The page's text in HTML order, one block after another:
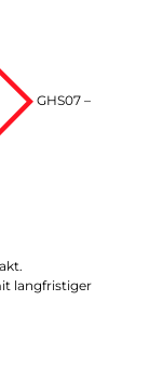
GHS07 –
langfristiger